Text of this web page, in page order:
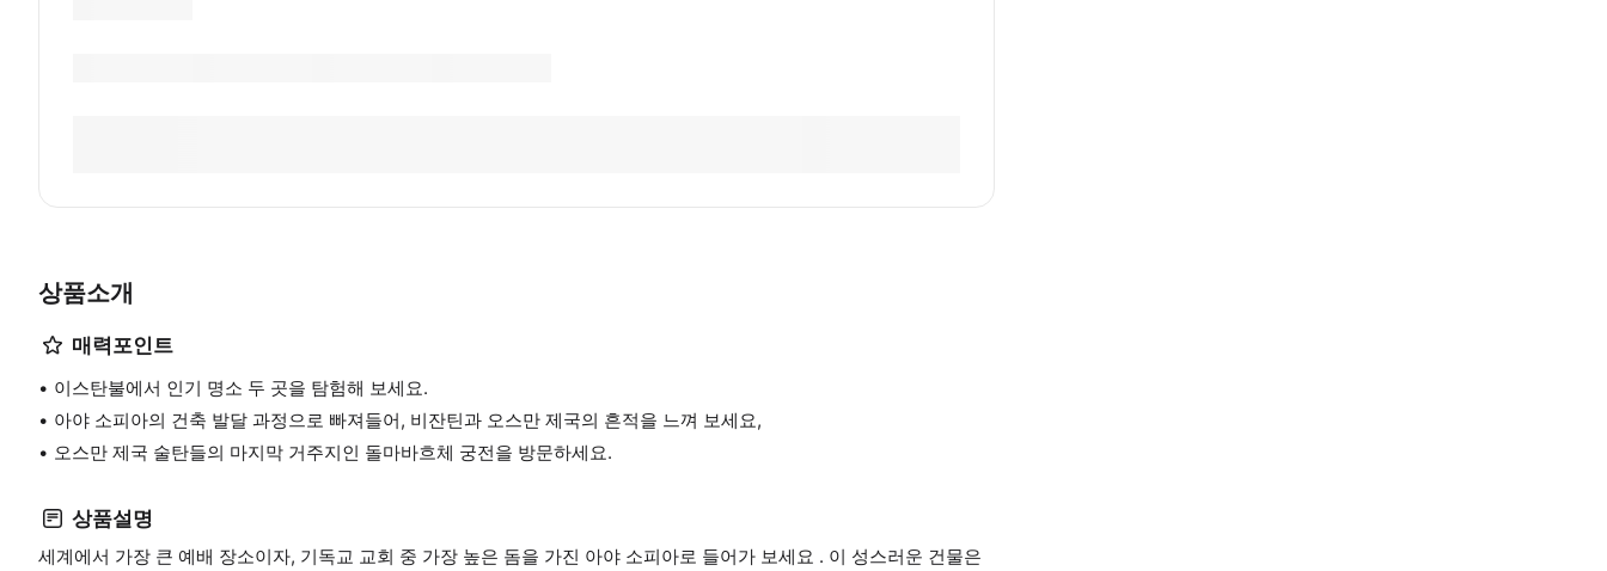
상품소개
매력포인트
이스탄불에서 인기 명소 두 곳을 탐험해 보세요.
아야 소피아의 건축 발달 과정으로 빠져들어, 비잔틴과 오스만 제국의 흔적을 느껴 보세요,
오스만 제국 술탄들의 마지막 거주지인 돌마바흐체 궁전을 방문하세요.
상품설명
세계에서 가장 큰 예배 장소이자, 기독교 교회 중 가장 높은 돔을 가진 아야 소피아로 들어가 보세요 . 이 성스러운 건물은